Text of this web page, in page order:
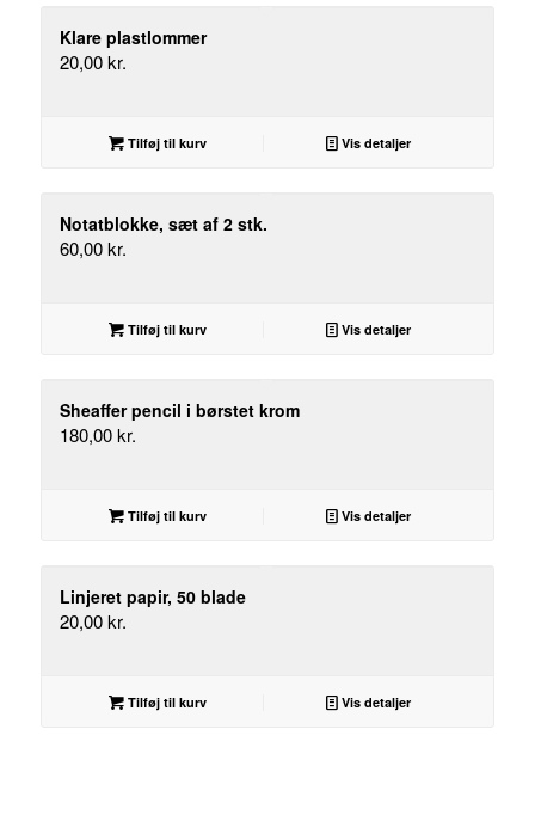
Klare plastlommer
20,00kr.
Tilføj til kurv Vis detaljer
Notatblokke, sæt af 2 stk.
60,00kr.
Tilføj til kurv Vis detaljer
Sheaffer pencil i børstet krom
180,00kr.
Tilføj til kurv Vis detaljer
Linjeret papir, 50 blade
20,00kr.
Tilføj til kurv Vis detaljer